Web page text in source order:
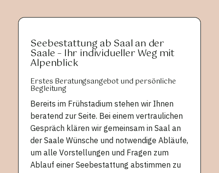
Seebestattung ab Saal an der
Saale – Ihr individueller Weg mit
Alpenblick
Erstes Beratungsangebot und persönliche
Begleitung
Bereits im Frühstadium stehen wir Ihnen
beratend zur Seite. Bei einem vertraulichen
Gespräch klären wir gemeinsam in Saal an
der Saale Wünsche und notwendige Abläufe,
um alle Vorstellungen und Fragen zum
Ablauf einer Seebestattung abstimmen zu